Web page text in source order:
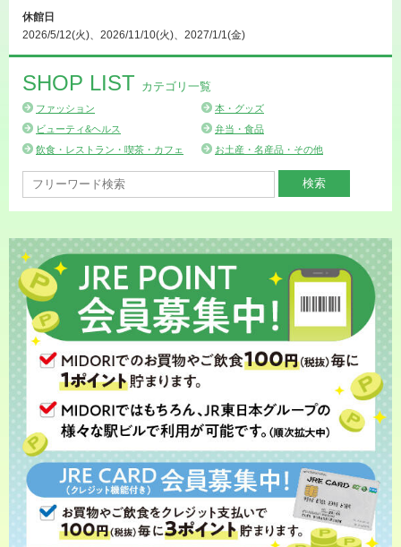
休館日
2026/5/12(火)、2026/11/10(火)、2027/1/1(金)
SHOP LIST カテゴリ一覧
ファッション
本・グッズ
ビューティ&ヘルス
弁当・食品
飲食・レストラン・喫茶・カフェ
お土産・名産品・その他